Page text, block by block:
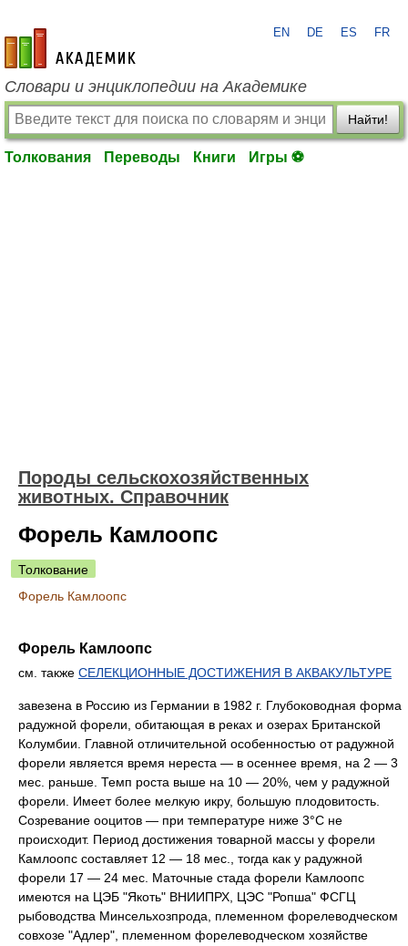
academic.ru
EN DE ES FR
Словари и энциклопедии на Академике
Найти!
Толкования Переводы Книги Игры ⚽
Породы сельскохозяйственных
животных. Справочник
Форель Камлоопс
Толкование
Форель Камлоопс
Форель Камлоопс
см. также СЕЛЕКЦИОННЫЕ ДОСТИЖЕНИЯ В АКВАКУЛЬТУРЕ
завезена в Россию из Германии в 1982 г. Глубоководная форма
радужной форели, обитающая в реках и озерах Британской
Колумбии. Главной отличительной особенностью от радужной
форели является время нереста — в осеннее время, на 2 — 3
мес. раньше. Темп роста выше на 10 — 20%, чем у радужной
форели. Имеет более мелкую икру, большую плодовитость.
Созревание ооцитов — при температуре ниже 3°С не
происходит. Период достижения товарной массы у форели
Камлоопс составляет 12 — 18 мес., тогда как у радужной
форели 17 — 24 мес. Маточные стада форели Камлоопс
имеются на ЦЭБ "Якоть" ВНИИПРХ, ЦЭС "Ропша" ФСГЦ
рыбоводства Минсельхозпрода, племенном форелеводческом
совхозе "Адлер", племенном форелеводческом хозяйстве